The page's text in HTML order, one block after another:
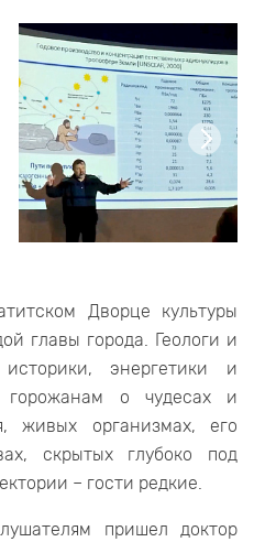
Дворце культуры
главы города. Геологи и
энергетики и
горожанам о чудесах и
живых организмах, его
скрытых глубоко под
– гости редкие.
пришел доктор